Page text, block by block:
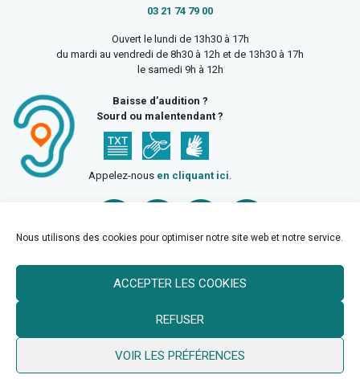
Nous utilisons des cookies pour optimiser notre site web et notre service.
ACCEPTER LES COOKIES
REFUSER
VOIR LES PRÉFÉRENCES
03 21 74 79 00
Ouvert le lundi de 13h30 à 17h
du mardi au vendredi de 8h30 à 12h et de 13h30 à 17h
le samedi 9h à 12h
Baisse d’audition ?
Sourd ou malentendant ?
Appelez-nous en cliquant ici.
© 2026 Ville de Billy Berclau —neoweb.fr